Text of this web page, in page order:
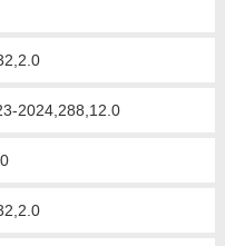
2024,288,12.0